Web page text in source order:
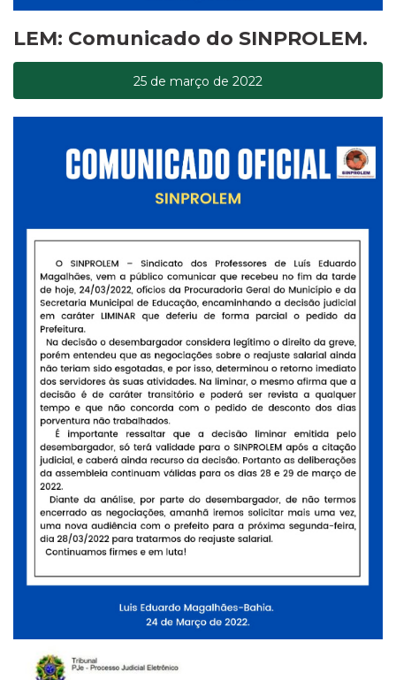
LEM: Comunicado do SINPROLEM.
25 de março de 2022